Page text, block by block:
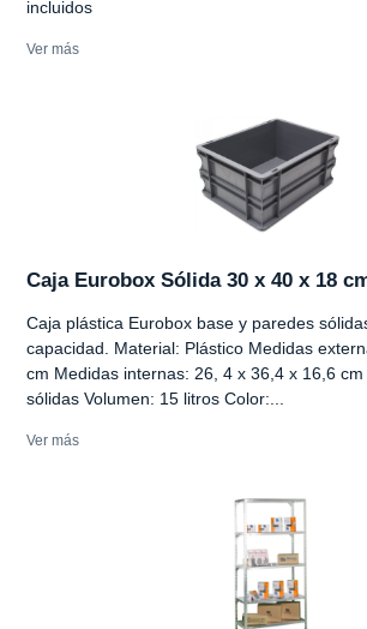
incluidos
Ver más
Caja Eurobox Sólida 30 x 40 x 18
Caja plástica Eurobox base y paredes
capacidad. Material: Plástico Medidas
cm Medidas internas: 26, 4 x 36,4 x 16,6
sólidas Volumen: 15 litros Color:...
Ver más